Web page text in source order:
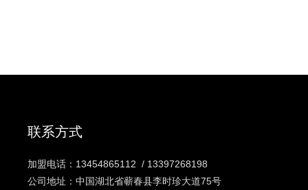
联系方式
加盟电话： 13454865112 / 13397268198
公司地址：中国湖北省蕲春县李时珍大道75号